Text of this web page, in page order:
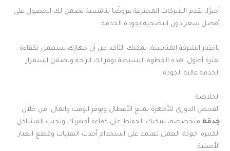
أخيرًا، تقدم الشركات المحترفة عروضًا تنافسية تضمن لك الحصول على
أفضل سعردون التضحية بجودة الخدمة.
باختيار الشركة المناسبة، يمكنك التأكد من أن جهازك سيعمل بكفاءة
لفترة أطول. هذه الخطوة البسيطة توفر لك الراحة وتضمن استمرار
الخدمة عالية الجودة.
الخلاصة
الفحص الدوري للأجهزة يمنع الأعطال ويوفر الوقت والمال. من خلال
خِدمَة متخصصة، يمكنك الحفاظ على كفاءة أجهزتك وتجنب المشاكل
الكبيرة. جَودَة العمل تعتمد على استخدام أحدث التقنيات وقطع الغيار
الأصلية.